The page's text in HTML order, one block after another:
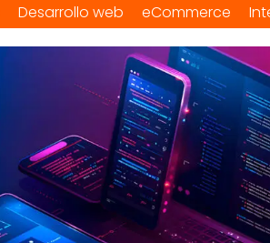
Desarrollo web eCommerce